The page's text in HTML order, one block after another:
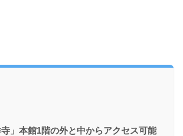
寺」本館1階の外と中からアクセス可能